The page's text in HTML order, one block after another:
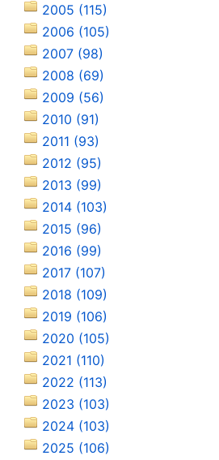
2005 (115)
2006 (105)
2007 (98)
2008 (69)
2009 (56)
2010 (91)
2011 (93)
2012 (95)
2013 (99)
2014 (103)
2015 (96)
2016 (99)
2017 (107)
2018 (109)
2019 (106)
2020 (105)
2021 (110)
2022 (113)
2023 (103)
2024 (103)
2025 (106)